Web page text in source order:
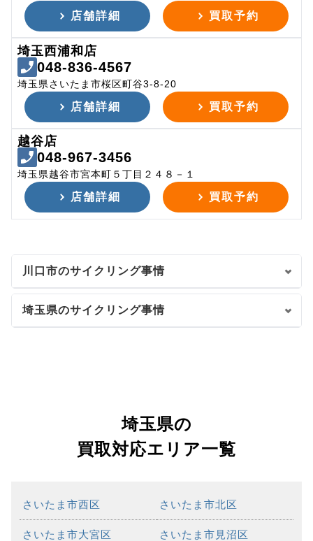
店舗詳細 買取予約
埼玉西浦和店
048-836-4567
埼玉県さいたま市桜区町谷3-8-20
店舗詳細 買取予約
越谷店
048-967-3456
埼玉県越谷市宮本町５丁目２４８－１
店舗詳細 買取予約
川口市のサイクリング事情
埼玉県のサイクリング事情
埼玉県の
買取対応エリア一覧
さいたま市西区 さいたま市北区
さいたま市大宮区 さいたま市見沼区